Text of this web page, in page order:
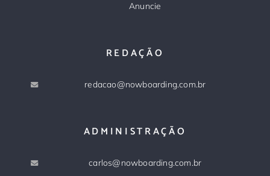
Anuncie
REDAÇÃO
redacao@nowboarding.com.br
ADMINISTRAÇÃO
carlos@nowboarding.com.br